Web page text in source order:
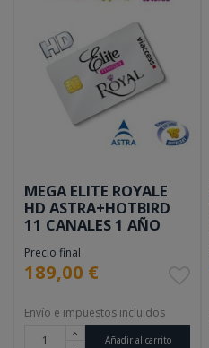
MEGA ELITE ROYALE
HD ASTRA+HOTBIRD
11 CANALES 1 AÑO
Precio final
189,00 €
Envío e impuestos incluidos
Añadir al carrito